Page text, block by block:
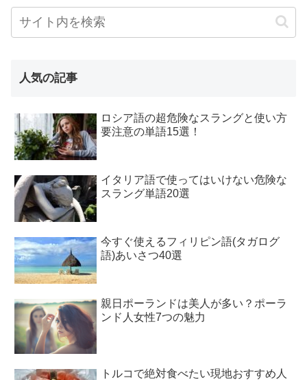
人気の記事
ロシア語の超危険なスラングと使い方
要注意の単語15選！
イタリア語で使ってはいけない危険な
スラング単語20選
今すぐ使えるフィリピン語(タガログ
語)あいさつ40選
親日ポーランドは美人が多い？ポーラ
ンド人女性7つの魅力
トルコで絶対食べたい現地おすすめ人